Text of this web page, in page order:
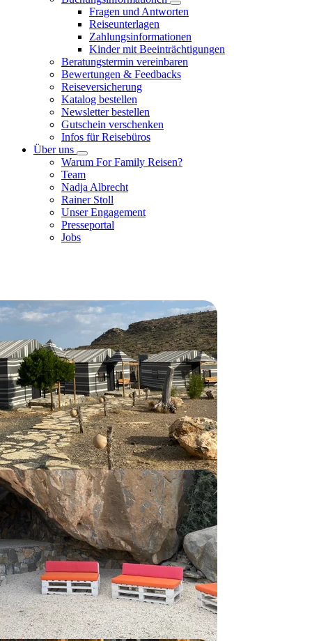
Fragen und Antworten
Reiseunterlagen
Zahlungsinformationen
Kinder mit Beeinträchtigungen
Beratungstermin vereinbaren
Bewertungen & Feedbacks
Reiseversicherung
Katalog bestellen
Newsletter bestellen
Gutschein verschenken
Infos für Reisebüros
Über uns
Warum For Family Reisen?
Team
Nadja Albrecht
Rainer Stoll
Unser Engagement
Presseportal
Jobs